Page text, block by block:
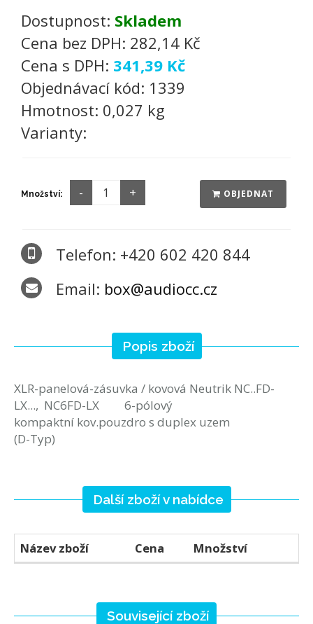
Dostupnost: Skladem
Cena bez DPH: 282,14 Kč
Cena s DPH: 341,39 Kč
Objednávací kód: 1339
Hmotnost: 0,027 kg
Varianty:
Množství: OBJEDNAT
Telefon: +420 602 420 844
Email: box@audiocc.cz
Popis zboží
XLR-panelová-zásuvka / kovová Neutrik NC..FD-
LX..., NC6FD-LX 6-pólový
kompaktní kov.pouzdro s duplex uzem
(D-Typ)
Další zboží v nabídce
Název zboží Cena Množství
Související zboží